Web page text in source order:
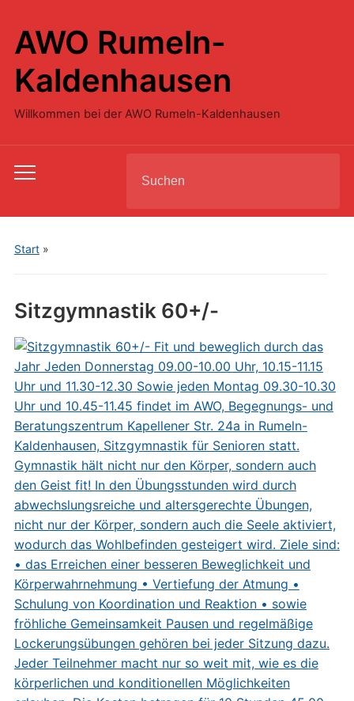
AWO Rumeln-
Kaldenhausen
Willkommen bei der AWO Rumeln-Kaldenhausen
Toggle
menu
for:
Start»
Sitzgymnastik 60+/-